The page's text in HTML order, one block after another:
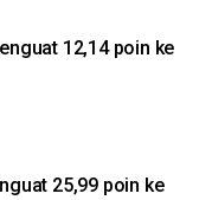
12,14 poin ke
25,99 poin ke